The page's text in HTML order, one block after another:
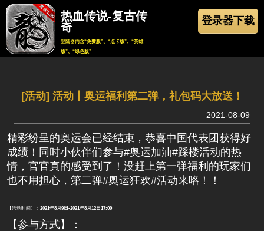
热血传说-复古传
奇
登陆器内含“免费版”、“点卡版”、“英雄
版”、“绿色版”
登录器下载
返回
[活动] 活动丨奥运福利第二弹，礼包码大放送！
2021-08-09
精彩纷呈的奥运会已经结束，恭喜中国代表团获得好
成绩！同时小伙伴们参与#奥运加油#踩楼活动的热
情，官官真的感受到了！没赶上第一弹福利的玩家们
也不用担心，第二弹#奥运狂欢#活动来咯！！
【活动时间】： 2021年8月9日-2021年8月12日17:00
【参与方式】：